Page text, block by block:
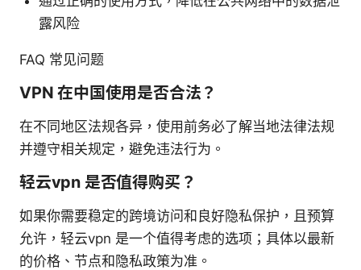
露风险
FAQ 常见问题
VPN 在中国使用是否合法？
在不同地区法规各异，使用前务必了解当地法律法规
并遵守相关规定，避免违法行为。
轻云vpn 是否值得购买？
如果你需要稳定的跨境访问和良好隐私保护，且预算
允许，轻云vpn 是一个值得考虑的选项；具体以最新
的价格、节点和隐私政策为准。